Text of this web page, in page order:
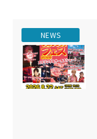
NEWS